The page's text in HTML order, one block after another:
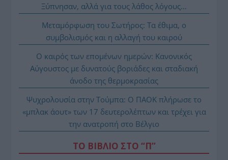
Ξύπνησαν, αλλά για τους λάθος λόγους…
Μεταμόρφωση του Σωτήρος: Τα έθιμα, ο
συμβολισμός και η αλλαγή του καιρού
Ο καιρός των επομένων ημερών: Κανονικός
Αύγουστος με δυνατούς βοριάδες και σταδιακή
άνοδο της θερμοκρασίας
Ψυχρολουσία στην Τούμπα: Ο ΠΑΟΚ πλήρωσε το
«μπλακ άουτ» των 17 δευτερολέπτων και τρέχει για
την ανατροπή στο Βέλγιο
ΤΟ ΒΙΒΛΙΟ ΣΤΟ “Π”